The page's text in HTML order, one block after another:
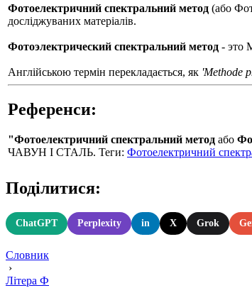
Фотоелектричний спектральний метод (або
досліджуваних матеріалів.
Фотоэлектрический спектральний метод - это
Англійською термін перекладається, як 'Methode
Референси:
"Фотоелектричний спектральний метод або
ЧАВУН I СТАЛЬ. Теги: Фотоелектричний
Поділитися:
ChatGPT Perplexity in X Grok
Словник
›
Літера Ф